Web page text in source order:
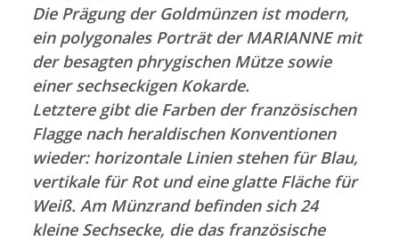
Die Prägung der Goldmünzen ist modern,
ein polygonales Porträt der MARIANNE mit
der besagten phrygischen Mütze sowie
einer sechseckigen Kokarde.
Letztere gibt die Farben der französischen
Flagge nach heraldischen Konventionen
wieder: horizontale Linien stehen für Blau,
vertikale für Rot und eine glatte Fläche für
Weiß. Am Münzrand befinden sich 24
kleine Sechsecke, die das französische